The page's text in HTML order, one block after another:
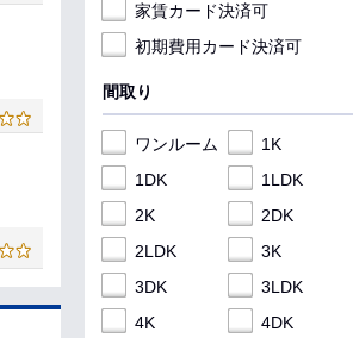
家賃カード決済可
初期費用カード決済可
間取り
ワンルーム
1K
1DK
1LDK
2K
2DK
2LDK
3K
3DK
3LDK
4K
4DK